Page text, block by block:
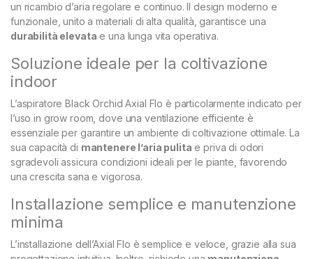
un ricambio d’aria regolare e continuo. Il design moderno e
funzionale, unito a materiali di alta qualità, garantisce una
durabilità elevata e una lunga vita operativa.
Soluzione ideale per la coltivazione
indoor
L’aspiratore Black Orchid Axial Flo è particolarmente indicato per
l’uso in grow room, dove una ventilazione efficiente è
essenziale per garantire un ambiente di coltivazione ottimale. La
sua capacità di mantenere l’aria pulita e priva di odori
sgradevoli assicura condizioni ideali per le piante, favorendo
una crescita sana e vigorosa.
Installazione semplice e manutenzione
minima
L’installazione dell’Axial Flo è semplice e veloce, grazie alla sua